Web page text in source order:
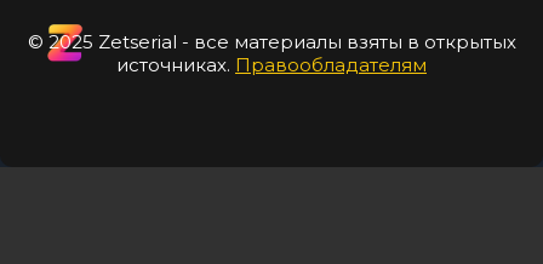
© 2025 Zetserial - все материалы взяты в открытых
источниках. Правообладателям